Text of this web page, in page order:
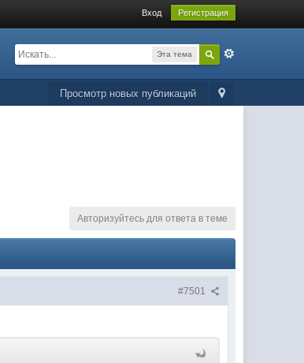
Вход Регистрация
Эта тема
Просмотр новых публикаций
Авторизуйтесь для ответа в теме
#7501